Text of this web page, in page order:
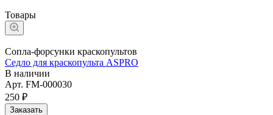
Товары
Сопла-форсунки краскопультов
Седло для краскопульта ASPRO
В наличии
Арт. FM-000030
250 ₽
Заказать